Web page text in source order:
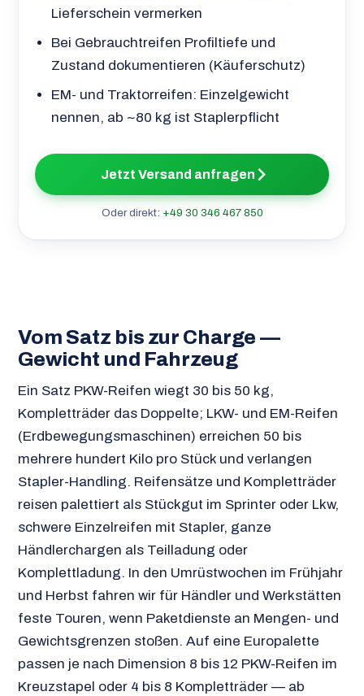
Lieferschein vermerken
Bei Gebrauchtreifen Profiltiefe und
Zustand dokumentieren (Käuferschutz)
EM- und Traktorreifen: Einzelgewicht
nennen, ab ~80 kg ist Staplerpflicht
Jetzt Versand anfragen
Oder direkt: +49 30 346 467 850
Vom Satz bis zur Charge —
Gewicht und Fahrzeug
Ein Satz PKW-Reifen wiegt 30 bis 50 kg,
Kompletträder das Doppelte; LKW- und EM-Reifen
(Erdbewegungsmaschinen) erreichen 50 bis
mehrere hundert Kilo pro Stück und verlangen
Stapler-Handling. Reifensätze und Kompletträder
reisen palettiert als Stückgut im Sprinter oder Lkw,
schwere Einzelreifen mit Stapler, ganze
Händlerchargen als Teilladung oder
Komplettladung. In den Umrüstwochen im Frühjahr
und Herbst fahren wir für Händler und Werkstätten
feste Touren, wenn Paketdienste an Mengen- und
Gewichtsgrenzen stoßen. Auf eine Europalette
passen je nach Dimension 8 bis 12 PKW-Reifen im
Kreuzstapel oder 4 bis 8 Kompletträder — ab